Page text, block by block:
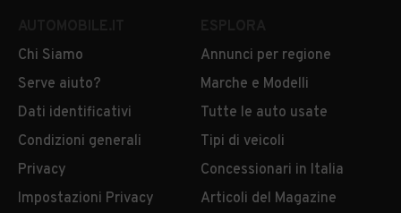
Chi Siamo
Serve aiuto?
Dati identificativi
Condizioni generali
Privacy
Impostazioni Privacy
Annunci per regione
Marche e Modelli
Tutte le auto usate
Tipi di veicoli
Concessionari in Italia
Articoli del Magazine